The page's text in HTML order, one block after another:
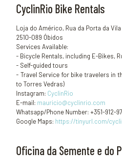
CyclinRio Bike Rentals
Loja do Américo, Rua da Porta da Vila
2510-089 Óbidos
Services Available:
- Bicycle Rentals, including E-Bikes,
- Self-guided tours
- Travel Service for bike travelers in
to Torres Vedras)
Instagram: CyclinRio
E-mail: mauricio@cyclinrio.com
Whatsapp/Phone Number: +351-912-
Google Maps: https://tinyurl.com/
Oficina da Semente e do